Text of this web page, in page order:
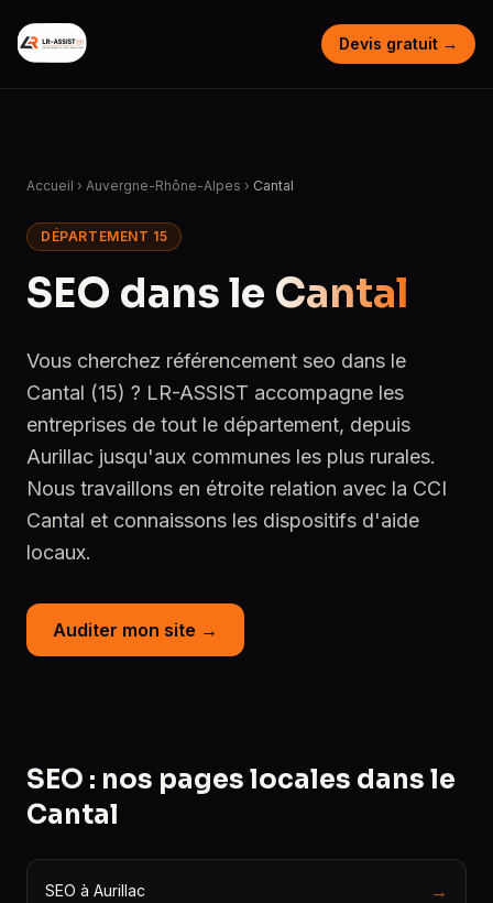
Devis gratuit →
Accueil › Auvergne-Rhône-Alpes › Cantal
DÉPARTEMENT 15
SEO dans le Cantal
Vous cherchez référencement seo dans le
Cantal (15) ? LR-ASSIST accompagne les
entreprises de tout le département, depuis
Aurillac jusqu'aux communes les plus rurales.
Nous travaillons en étroite relation avec la CCI
Cantal et connaissons les dispositifs d'aide
locaux.
Auditer mon site →
SEO : nos pages locales dans le
Cantal
SEO à Aurillac →